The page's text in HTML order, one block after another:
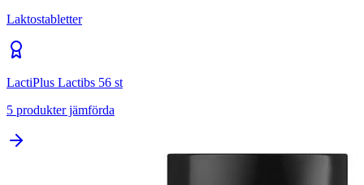
Laktostabletter
LactiPlus Lactibs 56 st
5 produkter jämförda